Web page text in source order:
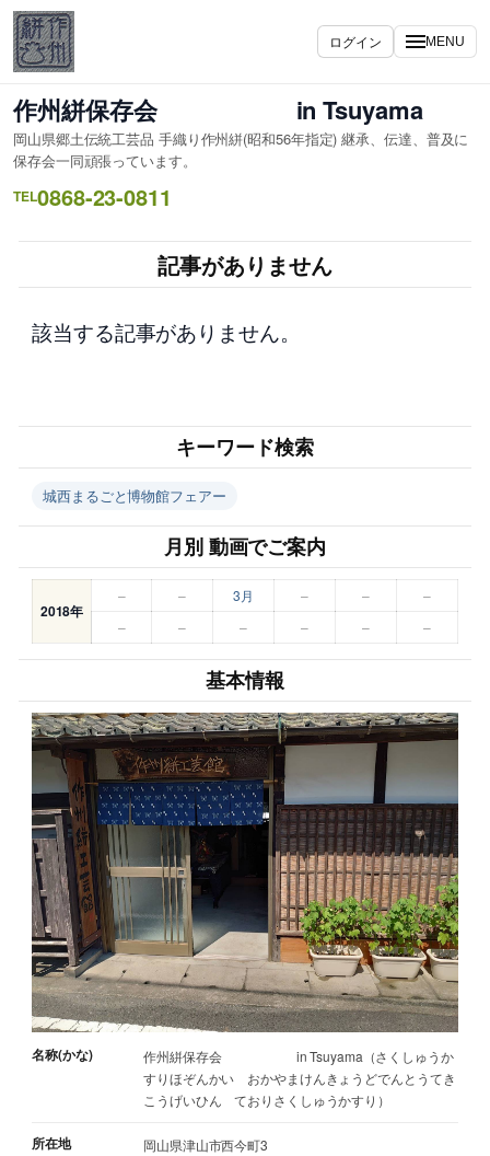
内
容
を
ス
キ
ッ
プ
ログイン MENU
作州絣保存会 in Tsuyama
岡山県郷土伝統工芸品 手織り作州絣(昭和56年指定) 継承、伝達、普及に
保存会一同頑張っています。
TEL0868-23-0811
記事がありません
該当する記事がありません。
キーワード検索
城西まるごと博物館フェアー
月別 動画でご案内
2018年
– – 3月 – –
–
–
– – – – –
基本情報
名称(かな)
作州絣保存会 in Tsuyama（さくしゅうか
すりほぞんかい おかやまけんきょうどでんとうてき
こうげいひん ておりさくしゅうかすり）
所在地 岡山県津山市西今町3